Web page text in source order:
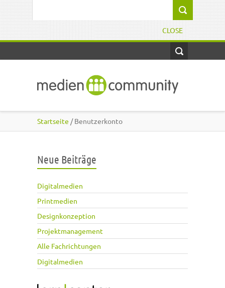
CLOSE
Startseite / Benutzerkonto
Neue Beiträge
Digitalmedien
Printmedien
Designkonzeption
Projektmanagement
Alle Fachrichtungen
Digitalmedien